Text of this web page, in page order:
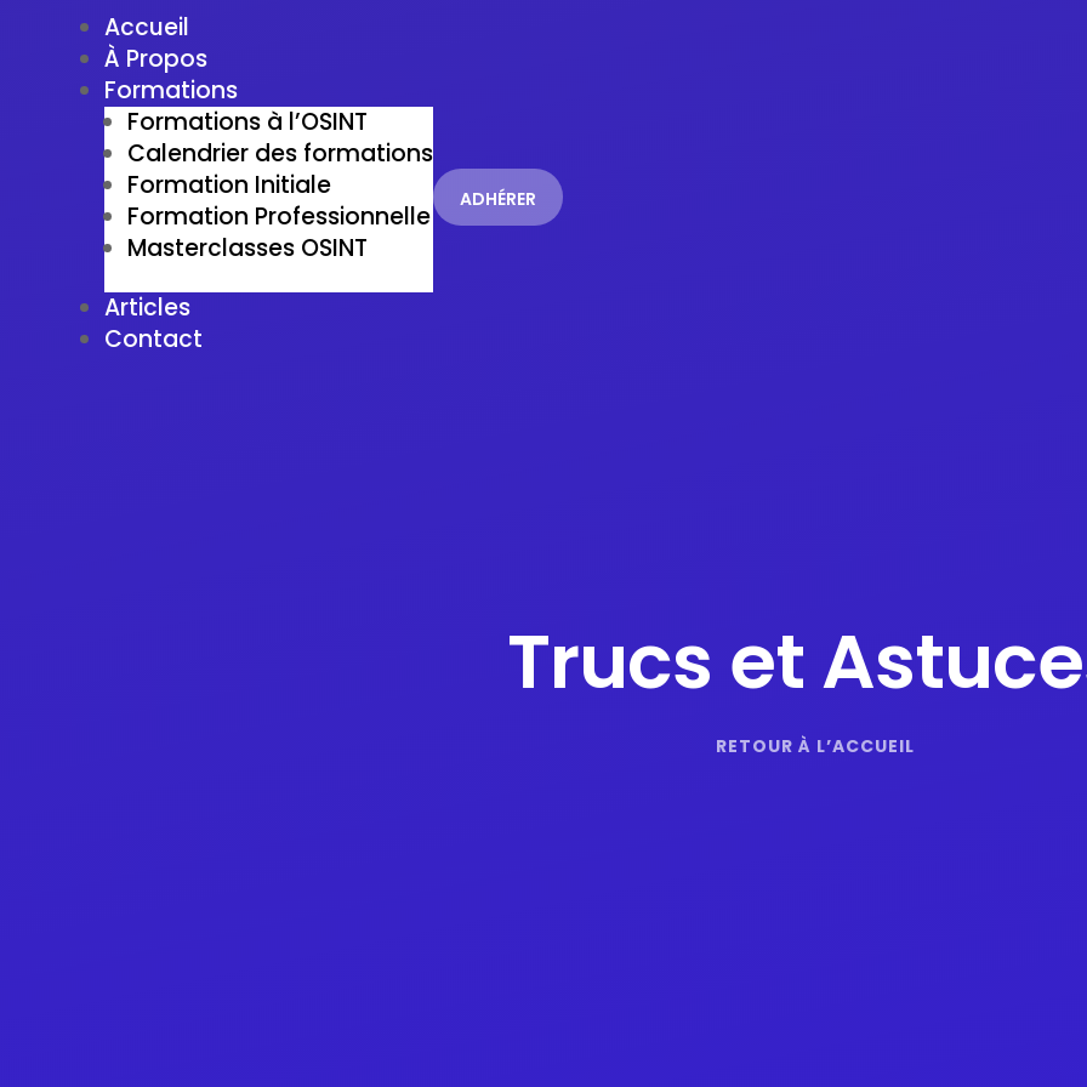
Accueil
À Propos
Formations
Formations à l’OSINT
Calendrier des formations
Formation Initiale
Formation Professionnelle
Masterclasses OSINT
Articles
Contact
ADHÉRER
Trucs et
RETOUR À L’ACCUEIL